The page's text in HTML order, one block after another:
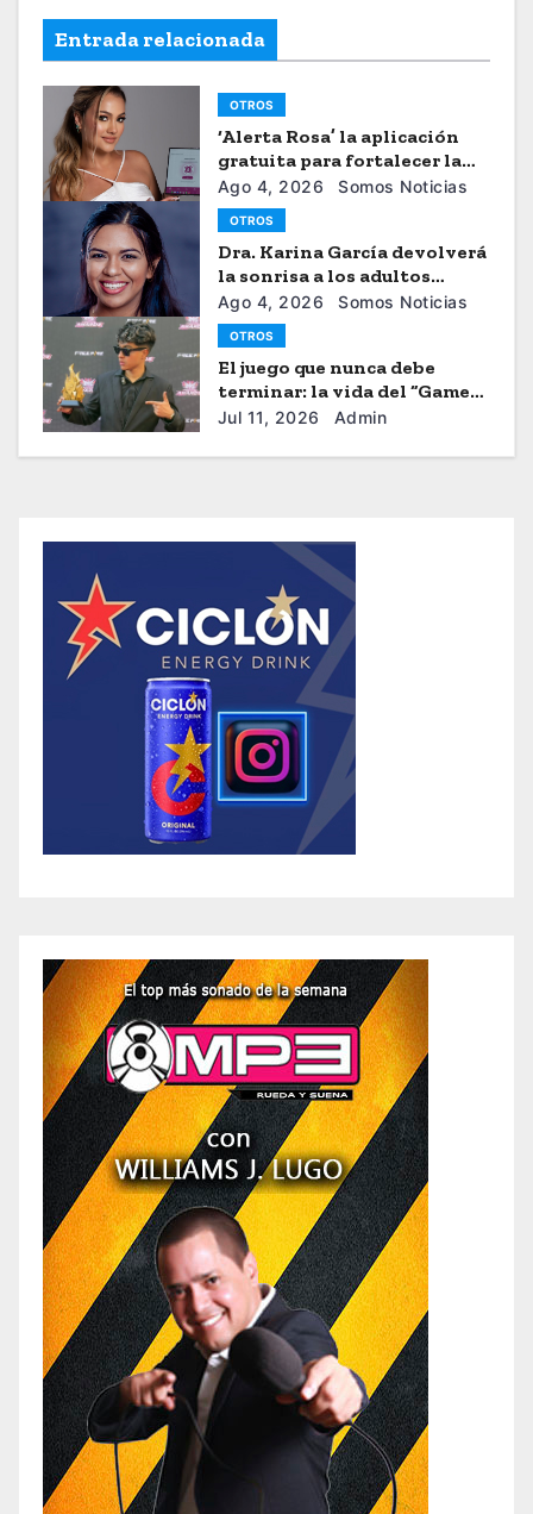
Entrada relacionada
OTROS
‘Alerta Rosa’ la aplicación
gratuita para fortalecer la
seguiridad de las mujeres
Ago 4, 2026 Somos Noticias
OTROS
Dra. Karina García devolverá
la sonrisa a los adultos
mayores
Ago 4, 2026 Somos Noticias
OTROS
El juego que nunca debe
terminar: la vida del “Gamer”
Brayhan Crazzy
Jul 11, 2026 Admin